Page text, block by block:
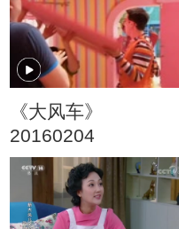
术团等
《大风车》
20160204